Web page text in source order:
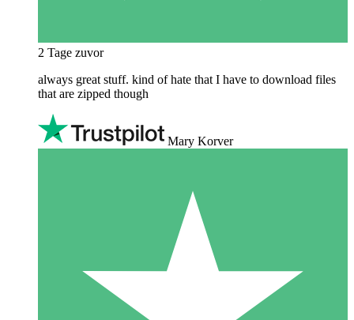
2 Tage zuvor
always great stuff. kind of hate that I have to download files
that are zipped though
Mary Korver